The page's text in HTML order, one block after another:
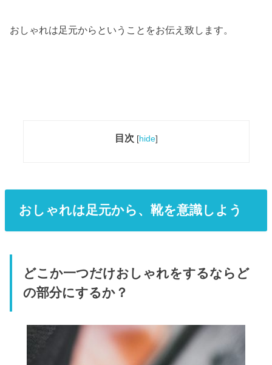
おしゃれは足元からということをお伝え致します。
目次 [hide]
おしゃれは足元から、靴を意識しよう
どこか一つだけおしゃれをするならど
の部分にするか？